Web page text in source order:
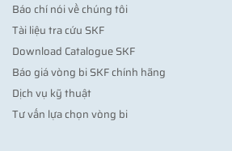
Báo chí nói về chúng tôi
Tài liệu tra cứu SKF
Download Catalogue SKF
Báo giá vòng bi SKF chính hãng
Dịch vụ kỹ thuật
Tư vấn lựa chọn vòng bi